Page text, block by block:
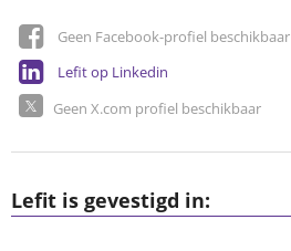
Geen Facebook-profiel beschikbaar
Lefit op Linkedin
Geen X.com profiel beschikbaar
Lefit is gevestigd in: